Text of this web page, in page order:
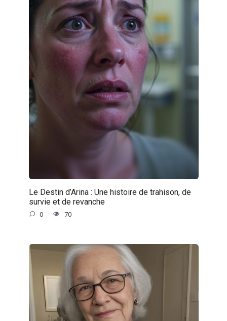
Le Destin d’Arina : Une histoire de trahison, de
survie et de revanche
0 70